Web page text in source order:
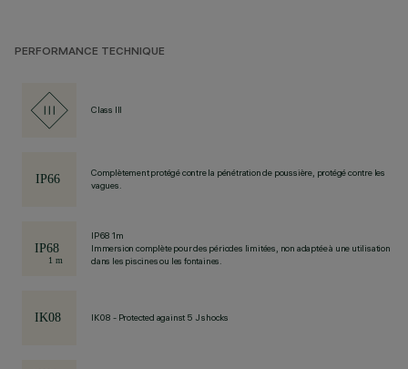
PERFORMANCE TECHNIQUE
Class III
Complètement protégé contre la pénétration de poussière, protégé contre les
vagues.
IP68 1m
Immersion complète pour des périodes limitées, non adaptée à une utilisation
dans les piscines ou les fontaines.
IK08 - Protected against 5 J shocks